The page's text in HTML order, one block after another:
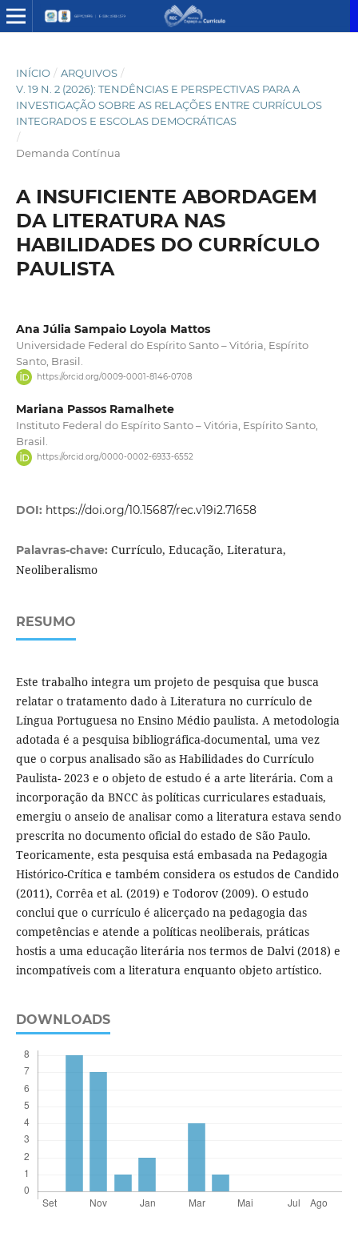
INÍCIO / ARQUIVOS /
V. 19 N. 2 (2026): TENDÊNCIAS E PERSPECTIVAS PARA A
INVESTIGAÇÃO SOBRE AS RELAÇÕES ENTRE CURRÍCULOS
INTEGRADOS E ESCOLAS DEMOCRÁTICAS
/
Demanda Contínua
A INSUFICIENTE ABORDAGEM
DA LITERATURA NAS
HABILIDADES DO CURRÍCULO
PAULISTA
Ana Júlia Sampaio Loyola Mattos
Universidade Federal do Espírito Santo – Vitória, Espírito
Santo, Brasil.
https://orcid.org/0009-0001-8146-0708
Mariana Passos Ramalhete
Instituto Federal do Espírito Santo – Vitória, Espírito Santo,
Brasil.
https://orcid.org/0000-0002-6933-6552
DOI: https://doi.org/10.15687/rec.v19i2.71658
Palavras-chave: Currículo, Educação, Literatura,
Neoliberalismo
RESUMO
Este trabalho integra um projeto de pesquisa que busca
relatar o tratamento dado à Literatura no currículo de
Língua Portuguesa no Ensino Médio paulista. A metodologia
adotada é a pesquisa bibliográfica-documental, uma vez
que o corpus analisado são as Habilidades do Currículo
Paulista- 2023 e o objeto de estudo é a arte literária. Com a
incorporação da BNCC às políticas curriculares estaduais,
emergiu o anseio de analisar como a literatura estava sendo
prescrita no documento oficial do estado de São Paulo.
Teoricamente, esta pesquisa está embasada na Pedagogia
Histórico-Crítica e também considera os estudos de Candido
(2011), Corrêa et al. (2019) e Todorov (2009). O estudo
conclui que o currículo é alicerçado na pedagogia das
competências e atende a políticas neoliberais, práticas
hostis a uma educação literária nos termos de Dalvi (2018) e
incompatíveis com a literatura enquanto objeto artístico.
DOWNLOADS